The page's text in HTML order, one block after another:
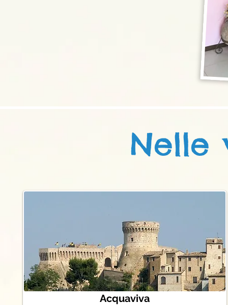
Nelle
Acquaviva